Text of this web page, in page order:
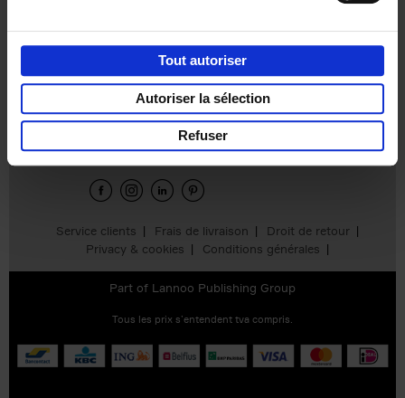
Tout autoriser
Autoriser la sélection
Refuser
Service clients Frais de livraison
Droit de retour
Privacy & cookies
Conditions générales
Envie de bonnes idées de lecture, de
réductions, d’actions et d’inspiration ?
Part of Lannoo Publishing Group
Tous les prix s’entendent tva compris.